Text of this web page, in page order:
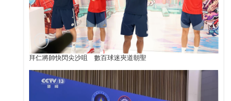
拜仁將帥快閃尖沙咀 數百球迷夾道朝聖